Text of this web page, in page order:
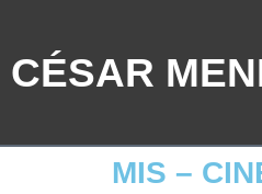
CÉSAR
MIS –